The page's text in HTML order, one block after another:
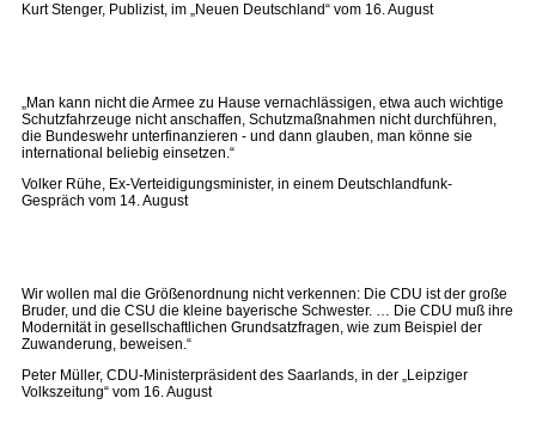
Kurt Stenger, Publizist, im „Neuen Deutschland“ vom 16. August
„Man kann nicht die Armee zu Hause vernachlässigen, etwa auch wichtige
Schutzfahrzeuge nicht anschaffen, Schutzmaßnahmen nicht durchführen,
die Bundeswehr unterfinanzieren - und dann glauben, man könne sie
international beliebig einsetzen.“
Volker Rühe, Ex-Verteidigungsminister, in einem Deutschlandfunk-
Gespräch vom 14. August
Wir wollen mal die Größenordnung nicht verkennen: Die CDU ist der große
Bruder, und die CSU die kleine bayerische Schwester. … Die CDU muß ihre
Modernität in gesellschaftlichen Grundsatzfragen, wie zum Beispiel der
Zuwanderung, beweisen.“
Peter Müller, CDU-Ministerpräsident des Saarlands, in der „Leipziger
Volkszeitung“ vom 16. August